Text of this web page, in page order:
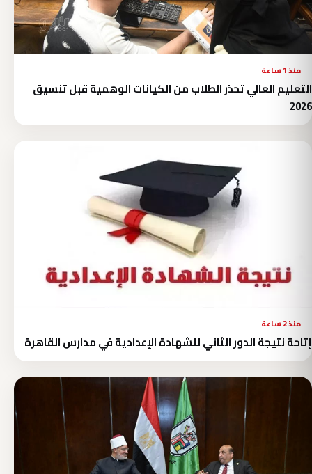
منذ 1 ساعة
التعليم العالي تحذر الطلاب من الكيانات الوهمية قبل تنسيق
2026
منذ 2 ساعة
إتاحة نتيجة الدور الثاني للشهادة الإعدادية في مدارس القاهرة